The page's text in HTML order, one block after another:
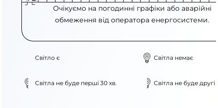
Очікуємо на погодинні графіки або аварійні
обмеження від оператора енергосистеми.
Світло є Світла немає
Світла не буде перші 30 хв. Світла не буде другі